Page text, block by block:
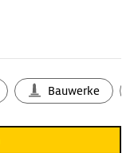
Bauwerke